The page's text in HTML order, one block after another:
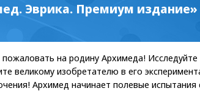
Эврика. Премиум издание»
на родину Архимеда!
великому изобретателю в его
Архимед начинает полевые